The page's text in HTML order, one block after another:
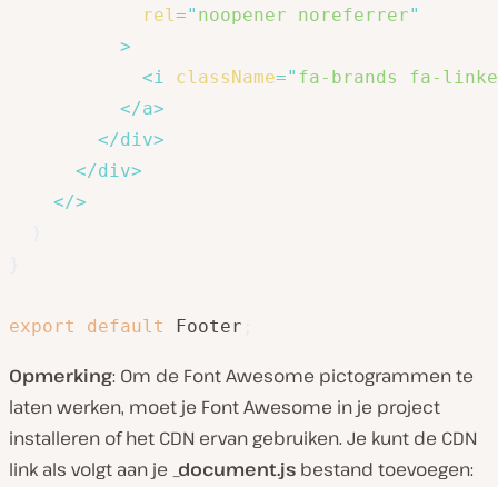
rel =" noopener noreferrer"
>
<i className=" fa-brands fa-
</a>
</div>
</div>
</>
export default Footer
Opmerking: Om de Font Awesome pictogrammen te
laten werken, moet je Font Awesome in je project
installeren of het CDN ervan gebruiken. Je kunt de CDN
link als volgt aan je _document.js bestand toevoegen: